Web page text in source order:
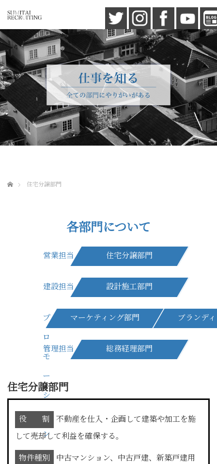
ホーム 住宅分譲部門
各部門について
営業担当 住宅分譲部門
建設担当 設計施工部門
プ
ロ
モ
ー
シ
ョ
ン
担
マーケティング部門 ブランデ
管理担当 総務経理部門
住宅分譲部門
役 割
不動産を仕入・企画して建築や加工を施
して売却して利益を確保する。
物件種別
中古マンション、中古戸建、新築戸建用